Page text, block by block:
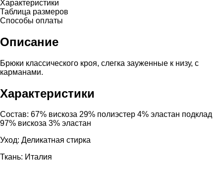
Характеристики
Таблица размеров
Способы оплаты
Описание
Брюки классического кроя, слегка зауженные к низу, с
карманами.
Характеристики
Cостав: 67% вискоза 29% полиэстер 4% эластан подклад
97% вискоза 3% эластан
Уход: Деликатная стирка
Ткань: Италия